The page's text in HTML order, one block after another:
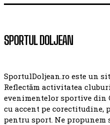
SPORTUL DOLJEAN
SportulDoljean.ro este un
Reflectăm activitatea
evenimentelor sportive din
cu accent pe
pentru sport. Ne propunem